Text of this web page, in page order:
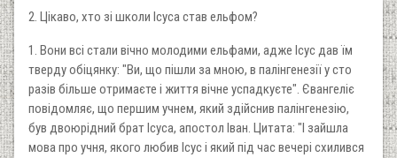
2. Цікаво, хто зі школи Ісуса став ельфом?
1. Вони всі стали вічно молодими ельфами, адже Ісус дав їм
тверду обіцянку: "Ви, що пішли за мною, в палінгенезії у сто
разів більше отримаєте і життя вічне успадкуєте". Євангеліє
повідомляє, що першим учнем, який здійснив палінгенезію,
був двоюрідний брат Ісуса, апостол Іван. Цитата: "І зайшла
мова про учня, якого любив Ісус і який під час вечері схилився